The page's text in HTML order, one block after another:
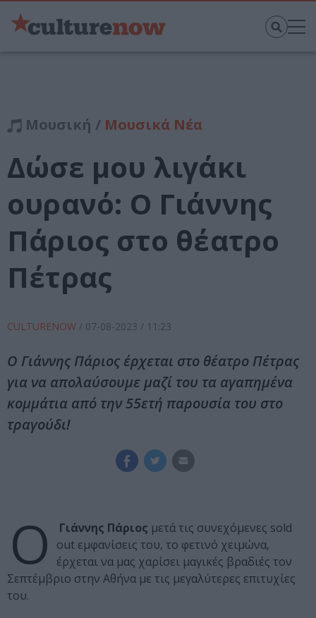
Μουσική / Μουσικά Νέα
Δώσε μου λιγάκι
ουρανό: Ο Γιάννης
Πάριος στο θέατρο
Πέτρας
CULTURENOW / 07-08-2023 / 11:23
Ο Γιάννης Πάριος έρχεται στο θέατρο Πέτρας
για να απολαύσουμε μαζί του τα αγαπημένα
κομμάτια από την 55ετή παρουσία του στο
τραγούδι!
Ο Γιάννης Πάριος μετά τις συνεχόμενες sold
out εμφανίσεις του, το φετινό χειμώνα,
έρχεται να μας χαρίσει μαγικές βραδιές τον
Σεπτέμβριο στην Αθήνα με τις μεγαλύτερες επιτυχίες
του.